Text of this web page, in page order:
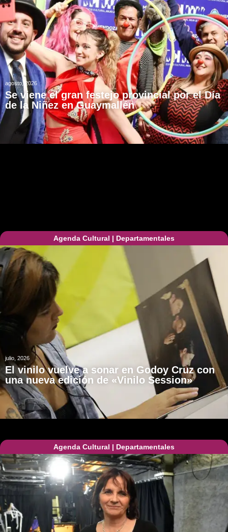
agosto, 2026
Se viene el gran festejo provincial por el Día
de la Niñez en Guaymallén
Agenda Cultural | Departamentales
julio, 2026
El vinilo vuelve a sonar en Godoy Cruz con
una nueva edición de «Vinilo Session»
Agenda Cultural | Departamentales